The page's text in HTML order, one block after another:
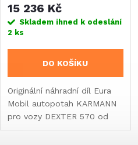
r
o
d
u
k
r
o
d
u
15 236 Kč
Skladem ihned k odeslání
2 ks
DO KOŠÍKU
Originální náhradní díl Eura
Mobil autopotah KARMANN
pro vozy DEXTER 570 od
roku 2025.